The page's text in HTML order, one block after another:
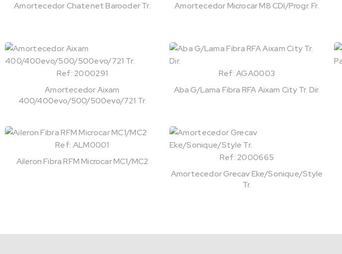
Amortecedor Chatenet Barooder Tr.
Amortecedor Microcar M8 CDI/Progr. Fr.
Ref: 2000291
Amortecedor Aixam
400/400evo/500/500evo/721 Tr.
Ref: AGA0003
Aba G/Lama Fibra RFA Aixam City Tr. Dir.
Ref: ALM0001
Aileron Fibra RFM Microcar MC1/MC2
Ref: 2000665
Amortecedor Grecav Eke/Sonique/Style
Tr.